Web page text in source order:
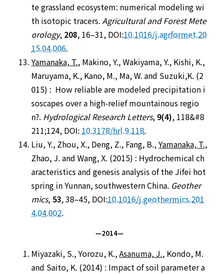
te grassland ecosystem: numerical modeling wi
th isotopic tracers. Agricultural and Forest Mete
orology, 208, 16–31, DOI:10.1016/j.agrformet.20
15.04.006.
Yamanaka, T., Makino, Y., Wakiyama, Y., Kishi, K.,
Maruyama, K., Kano, M., Ma, W. and Suzuki,K. (2
015) : How reliable are modeled precipitation i
soscapes over a high-relief mountainous regio
n?. Hydrological Research Letters, 9(4), 118&#8
211;124, DOI: 10.3178/hrl.9.118.
Liu, Y., Zhou, X., Deng, Z., Fang, B.,Yamanaka, T.,
Zhao, J. and Wang, X. (2015) : Hydrochemical ch
aracteristics and genesis analysis of the Jifei hot
spring in Yunnan, southwestern China. Geother
mics, 53, 38–45, DOI:10.1016/j.geothermics.201
4.04.002.
—2014—
Miyazaki, S., Yorozu, K.,Asanuma, J., Kondo, M.
and Saito, K. (2014) : Impact of soil parameter a